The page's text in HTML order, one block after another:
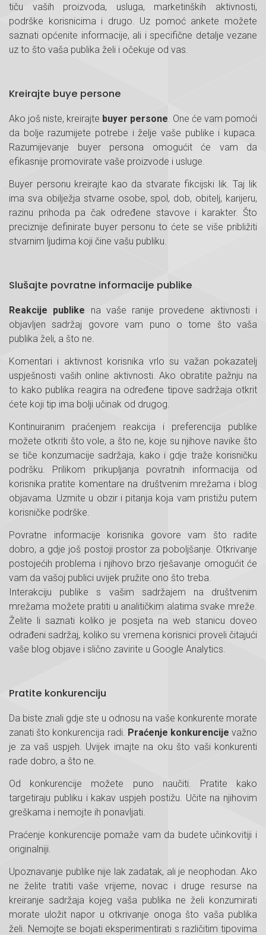
tiču vaših proizvoda, usluga, marketinških aktivnosti,
podrške korisnicima i drugo. Uz pomoć ankete možete
saznati općenite informacije, ali i specifične detalje vezane
uz to što vaša publika želi i očekuje od vas.
Kreirajte buye persone
Ako još niste, kreirajte buyer persone . One će vam pomoći
da bolje razumijete potrebe i želje vaše publike i kupaca.
Razumijevanje buyer persona omogućit će vam da
efikasnije promovirate vaše proizvode i usluge.
Buyer personu kreirajte kao da stvarate fikcijski lik. Taj lik
ima sva obilježja stvarne osobe, spol, dob, obitelj, karijeru,
razinu prihoda pa čak određene stavove i karakter. Što
preciznije definirate buyer personu to ćete se više približiti
stvarnim ljudima koji čine vašu publiku.
Slušajte povratne informacije publike
Reakcije publike na vaše ranije provedene aktivnosti i
objavljen sadržaj govore vam puno o tome što vaša
publika želi, a što ne.
Komentari i aktivnost korisnika vrlo su važan pokazatelj
uspješnosti vaših online aktivnosti. Ako obratite pažnju na
to kako publika reagira na određene tipove sadržaja otkrit
ćete koji tip ima bolji učinak od drugog.
Kontinuiranim praćenjem reakcija i preferencija publike
možete otkriti što vole, a što ne, koje su njihove navike što
se tiče konzumacije sadržaja, kako i gdje traže korisničku
podršku. Prilikom prikupljanja povratnih informacija od
korisnika pratite komentare na društvenim mrežama i blog
objavama. Uzmite u obzir i pitanja koja vam pristižu putem
korisničke podrške.
Povratne informacije korisnika govore vam što radite
dobro, a gdje još postoji prostor za poboljšanje. Otkrivanje
postojećih problema i njihovo brzo rješavanje omogućit će
vam da vašoj publici uvijek pružite ono što treba.
Interakciju publike s vašim sadržajem na društvenim
mrežama možete pratiti u analitičkim alatima svake mreže.
Želite li saznati koliko je posjeta na web stanicu doveo
odrađeni sadržaj, koliko su vremena korisnici proveli čitajući
vaše blog objave i slično zavirite u Google Analytics.
Pratite konkurenciju
Da biste znali gdje ste u odnosu na vaše konkurente morate
zanati što konkurencija radi. Praćenje konkurencije važno
je za vaš uspjeh. Uvijek imajte na oku što vaši konkurenti
rade dobro, a što ne.
Od konkurencije možete puno naučiti. Pratite kako
targetiraju publiku i kakav uspjeh postižu. Učite na njihovim
greškama i nemojte ih ponavljati.
Praćenje konkurencije pomaže vam da budete učinkovitiji i
originalniji.
Upoznavanje publike nije lak zadatak, ali je neophodan. Ako
ne želite tratiti vaše vrijeme, novac i druge resurse na
kreiranje sadržaja kojeg vaša publika ne želi konzumirati
morate uložit napor u otkrivanje onoga što vaša publika
želi. Nemojte se bojati eksperimentirati s različitim tipovima